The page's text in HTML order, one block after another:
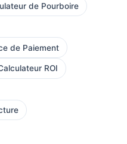
de Pourboire
de Paiement
ROI